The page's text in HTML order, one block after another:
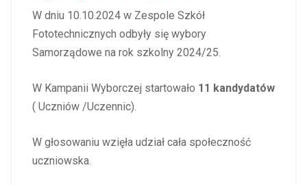
W dniu 10.10.2024 w Zespole Szkół
Fototechnicznych odbyły się wybory
Samorządowe na rok szkolny 2024/25.
W Kampanii Wyborczej startowało 11 kandydatów
( Uczniów /Uczennic).
W głosowaniu wzięła udział cała społeczność
uczniowska.